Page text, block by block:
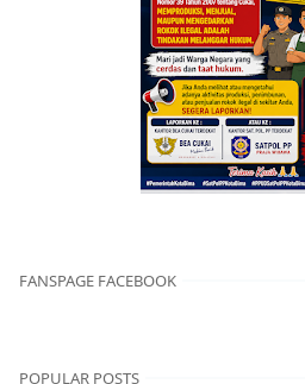
FANSPAGE FACEBOOK
POPULAR POSTS